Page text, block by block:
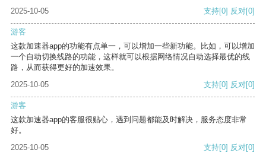
2025-10-05
支持[0] 反对[0]
游客
这款加速器app的功能有点单一，可以增加一些新功能。比如，可以增加
一个自动切换线路的功能，这样就可以根据网络情况自动选择最优的线
路，从而获得更好的加速效果。
2025-10-05
支持[0] 反对[0]
游客
这款加速器app的客服很贴心，遇到问题都能及时解决，服务态度非常
好。
2025-10-05
支持[0] 反对[0]